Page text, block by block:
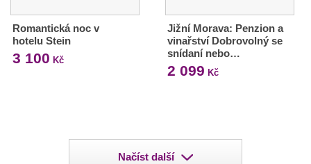
Romantická noc v
hotelu Stein
3 100 Kč
Jižní Morava: Penzion a
vinařství Dobrovolný se
snídaní nebo…
2 099 Kč
Načíst další